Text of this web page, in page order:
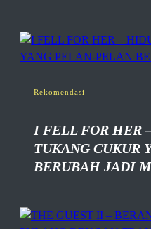
Rekomendasi
I FELL FOR HER
TUKANG CUKUR
BERUBAH JADI